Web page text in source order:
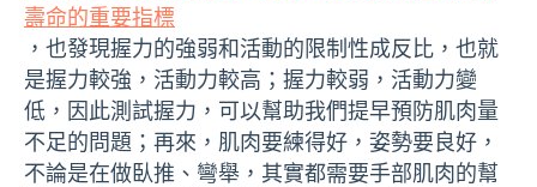
壽命的重要指標
，也發現握力的強弱和活動的限制性成反比，也就
是握力較強，活動力較高；握力較弱，活動力變
低，因此測試握力，可以幫助我們提早預防肌肉量
不足的問題；再來，肌肉要練得好，姿勢要良好，
不論是在做臥推、彎舉，其實都需要手部肌肉的幫